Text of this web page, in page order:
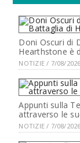
Doni Oscuri di
Hearthstone è
NOTIZIE / 7/08/2026
Appunti sulla
attraverso le
NOTIZIE / 7/08/2026